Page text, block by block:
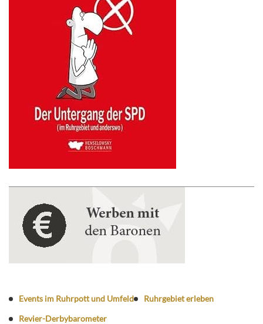
Events im Ruhrpott und Umfeld
Ruhrgebiet erleben
Revier-Derbybarometer